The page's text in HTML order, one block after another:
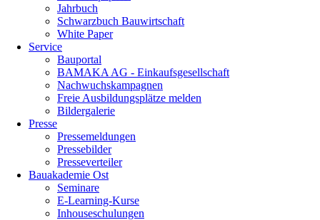
Jahrbuch
Schwarzbuch Bauwirtschaft
White Paper
Service
Bauportal
BAMAKA AG - Einkaufsgesellschaft
Nachwuchskampagnen
Freie Ausbildungsplätze melden
Bildergalerie
Presse
Pressemeldungen
Pressebilder
Presseverteiler
Bauakademie Ost
Seminare
E-Learning-Kurse
Inhouseschulungen